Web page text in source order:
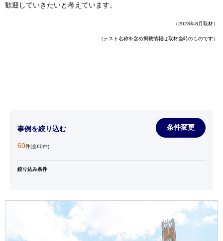
歓迎していきたいと考えています。
（2023年8月取材）
（テスト名称を含め掲載情報は取材当時のものです）
事例を絞り込む
60件(全60件)
条件変更
絞り込み条件